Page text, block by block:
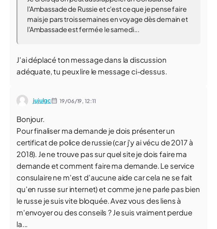
l'Ambassade de Russie et c'est ce que je pense faire
mais je pars trois semaines en voyage dès demain et
l'Ambassade est fermée le samedi...
J'ai déplacé ton message dans la discussion
adéquate, tu peux lire le message ci-dessus.
jujulgc 19/06/19,12:11
Bonjour.
Pour finaliser ma demande je dois présenter un
certificat de police de russie (car j'y ai vécu de 2017 à
2018). Je ne trouve pas sur quel site je dois faire ma
demande et comment faire ma demande. Le service
consulaire ne m'est d'aucune aide car cela ne se fait
qu'en russe sur internet) et comme je ne parle pas bien
le russe je suis vite bloquée. Avez vous des liens à
m'envoyer ou des conseils ? Je suis vraiment perdue
la...